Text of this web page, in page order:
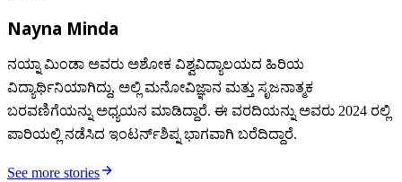
Nayna Minda
ನಯ್ನಾ ಮಿಂಡಾ ಅವರು ಅಶೋಕ ವಿಶ್ವವಿದ್ಯಾಲಯದ ಹಿರಿಯ
ವಿದ್ಯಾರ್ಥಿನಿಯಾಗಿದ್ದು, ಅಲ್ಲಿ ಮನೋವಿಜ್ಞಾನ ಮತ್ತು ಸೃಜನಾತ್ಮಕ
ಬರವಣಿಗೆಯನ್ನು ಅಧ್ಯಯನ ಮಾಡಿದ್ದಾರೆ. ಈ ವರದಿಯನ್ನು ಅವರು 2024 ರಲ್ಲಿ
ಪಾರಿಯಲ್ಲಿ ನಡೆಸಿದ ಇಂಟರ್ನ್‌ಶಿಪ್ನ ಭಾಗವಾಗಿ ಬರೆದಿದ್ದಾರೆ.
See more stories